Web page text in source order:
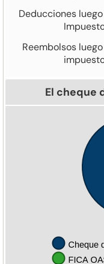
Deducciones
Reembolsos
El cheque